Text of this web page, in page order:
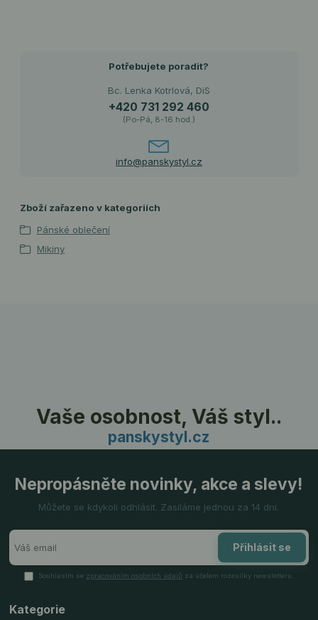
Potřebujete poradit?
Bc. Lenka Kotrlová, DiS
+420 731 292 460
(Po-Pá, 8-16 hod.)
info@panskystyl.cz
Zboží zařazeno v kategoriích
Pánské oblečení
Mikiny
Vaše osobnost, Váš styl..
panskystyl.cz
Nepropásněte novinky, akce a slevy!
Můžete se kdykoli odhlásit. Zasíláme jednou za 14 dní.
Přihlásit se
Souhlasím se zpracováním osobních údajů za účelem rozesílky newsletteru.
Kategorie